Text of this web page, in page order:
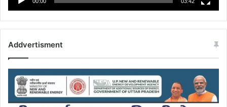
00:00 03:42
Addvertisment